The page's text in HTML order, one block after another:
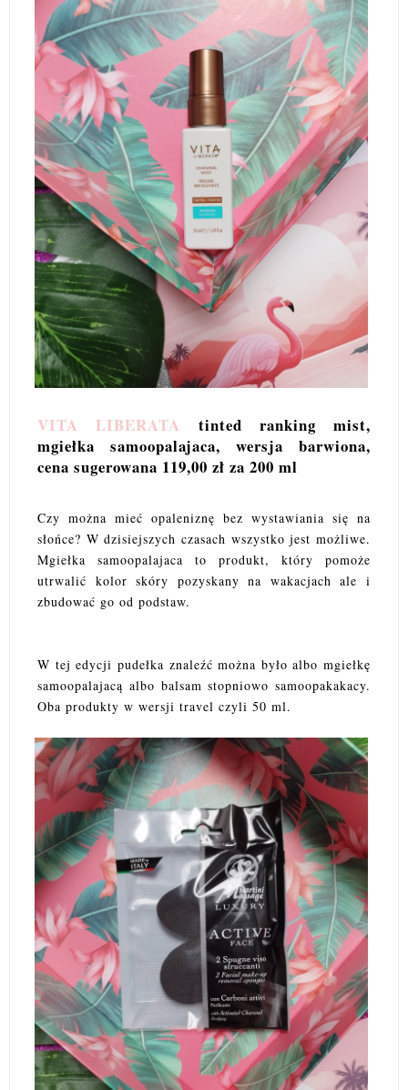
VITA LIBERATA tinted ranking mist,
mgiełka samoopalajaca, wersja barwiona,
cena sugerowana 119,00 zł za 200 ml
Czy można mieć opaleniznę bez wystawiania się na
słońce? W dzisiejszych czasach wszystko jest możliwe.
Mgiełka samoopalajaca to produkt, który pomoże
utrwalić kolor skóry pozyskany na wakacjach ale i
zbudować go od podstaw.
W tej edycji pudełka znaleźć można było albo mgiełkę
samoopalajacą albo balsam stopniowo samoopakakacy.
Oba produkty w wersji travel czyli 50 ml.